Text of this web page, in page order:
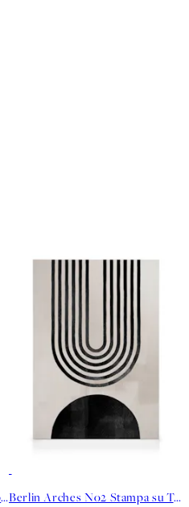
Mid Century Green No1 Stampa su Tela Berlin Arches No2 Stampa su Tela